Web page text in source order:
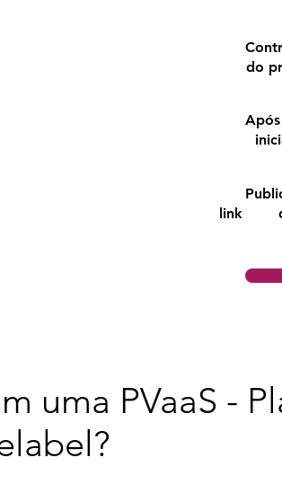
do
Após
iniciar
link do
uma PVaaS -